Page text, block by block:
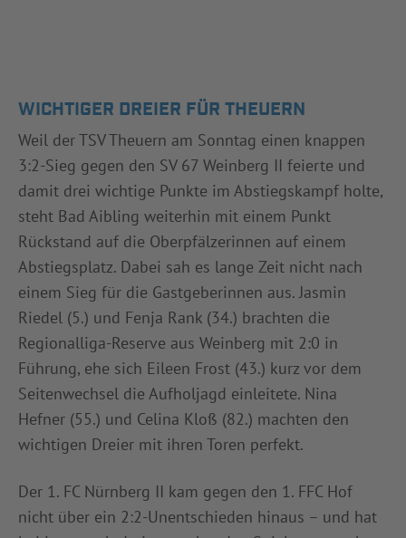
WICHTIGER DREIER FÜR THEUERN
Weil der TSV Theuern am Sonntag einen knappen
3:2-Sieg gegen den SV 67 Weinberg II feierte und
damit drei wichtige Punkte im Abstiegskampf holte,
steht Bad Aibling weiterhin mit einem Punkt
Rückstand auf die Oberpfälzerinnen auf einem
Abstiegsplatz. Dabei sah es lange Zeit nicht nach
einem Sieg für die Gastgeberinnen aus. Jasmin
Riedel (5.) und Fenja Rank (34.) brachten die
Regionalliga-Reserve aus Weinberg mit 2:0 in
Führung, ehe sich Eileen Frost (43.) kurz vor dem
Seitenwechsel die Aufholjagd einleitete. Nina
Hefner (55.) und Celina Kloß (82.) machten den
wichtigen Dreier mit ihren Toren perfekt.
Der 1. FC Nürnberg II kam gegen den 1. FFC Hof
nicht über ein 2:2-Unentschieden hinaus – und hat